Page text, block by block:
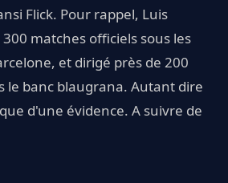
Flick. Pour rappel, Luis
matches officiels sous les
et dirigé près de 200
le banc blaugrana. Autant dire
d'une évidence. A suivre de